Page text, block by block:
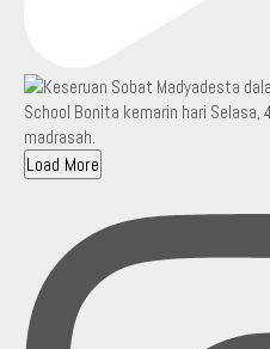
Load More